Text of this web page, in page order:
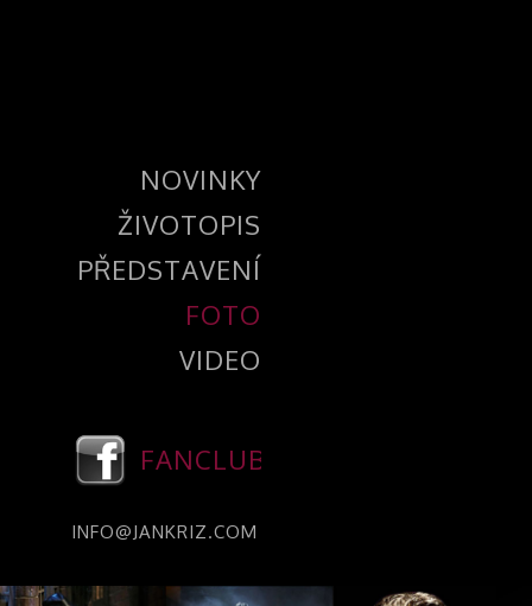
NOVINKY
ŽIVOTOPIS
PŘEDSTAVENÍ
FOTO
VIDEO
FANCLUB
INFO@JANKRIZ.COM